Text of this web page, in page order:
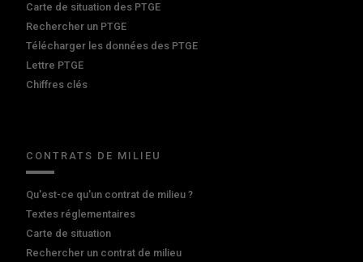
Carte de situation des PTGE
Rechercher un PTGE
Télécharger les données des PTGE
Lettre PTGE
Chiffres clés
CONTRATS DE MILIEU
Qu'est-ce qu'un contrat de milieu ?
Textes réglementaires
Carte de situation
Rechercher un contrat de milieu